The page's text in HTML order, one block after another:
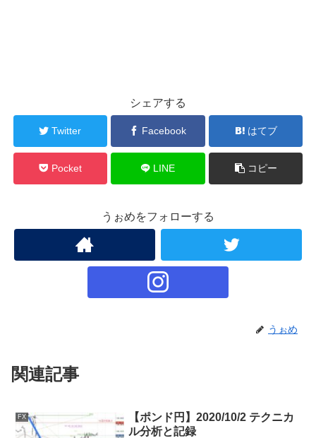
シェアする
Twitter Facebook はてブ
Pocket LINE コピー
うぉめをフォローする
うぉめ
関連記事
FX
【ポンド円】2020/10/2 テクニカ
ル分析と記録